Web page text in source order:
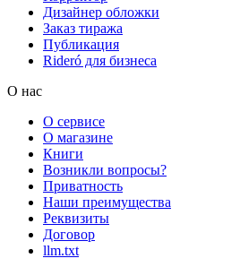
Дизайнер обложки
Заказ тиража
Публикация
Rideró для бизнеса
О нас
О сервисе
О магазине
Книги
Возникли вопросы?
Приватность
Наши преимущества
Реквизиты
Договор
llm.txt